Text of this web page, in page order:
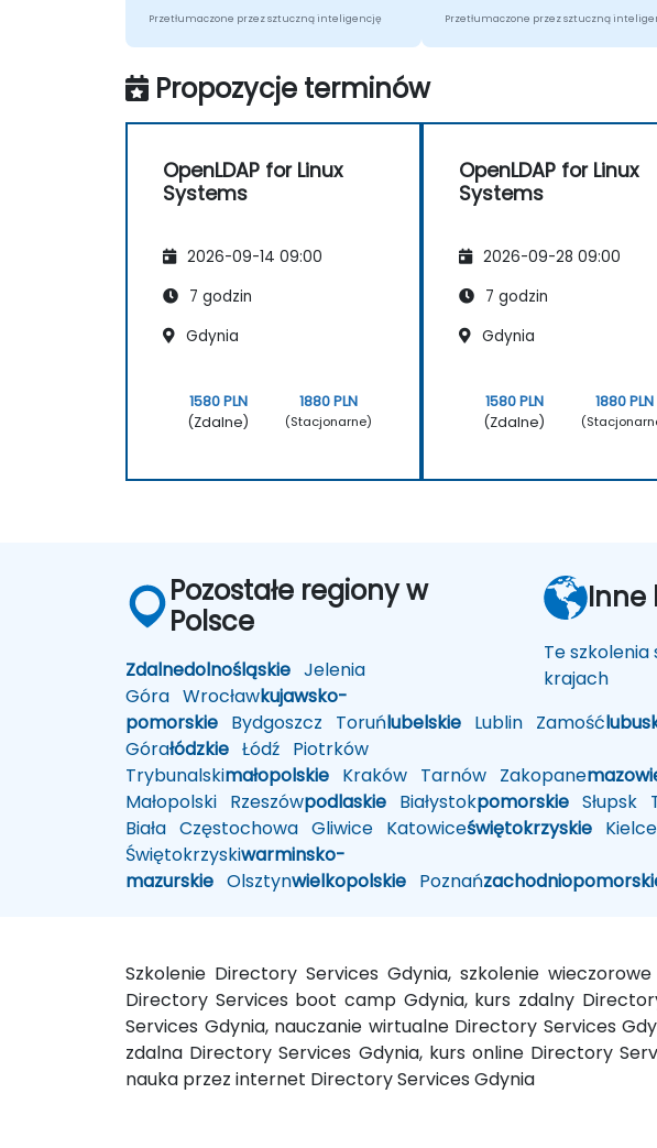
Przetłumaczone przez sztuczną inteligencję Przetłumaczone przez sztuczną
Propozycje terminów
OpenLDAP for Linux
Systems
2026-09-14 09:00
7 godzin
Gdynia
1580 PLN
(Zdalne)
1880 PLN
(Stacjonarne)
OpenLDAP for Linux
Systems
2026-09-28 09:00
7 godzin
Gdynia
1580 PLN
(Zdalne)
1880 PLN
Pozostałe regiony w
Polsce
Zdalnedolnośląskie Jelenia
Góra Wrocławkujawsko-
pomorskie Bydgoszcz Toruńlubelskie Lublin Zamość
Górałódzkie Łódź Piotrków
Trybunalskimałopolskie Kraków Tarnów Zakopane
Małopolski Rzeszówpodlaskie Białystokpomorskie Słupsk
Biała Częstochowa Gliwice Katowiceświętokrzyskie Kielce
Świętokrzyskiwarminsko-
mazurskie Olsztynwielkopolskie Poznań
Inne
Te
krajach
Szkolenie Directory Services Gdynia, szkolenie
Directory Services boot camp Gdynia, kurs zdalny
Services Gdynia, nauczanie wirtualne Directory Services
zdalna Directory Services Gdynia, kurs online Directory
nauka przez internet Directory Services Gdynia